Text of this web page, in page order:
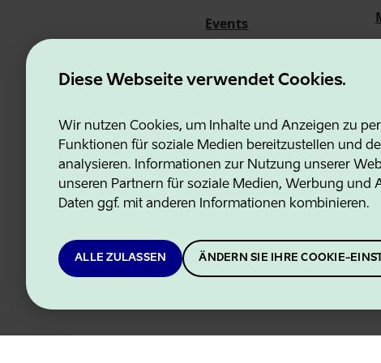
Diese Webseite verwendet Cookies.
Wir nutzen Cookies, um Inhalte und Anzeigen zu
Funktionen für soziale Medien bereitzustellen und
analysieren. Informationen zur Nutzung unserer
unseren Partnern für soziale Medien, Werbung und
Daten ggf. mit anderen Informationen kombinieren.
ALLE ZULASSEN ÄNDERN SIE IHRE COOKIE-
Events
Estonian Business and Innovation